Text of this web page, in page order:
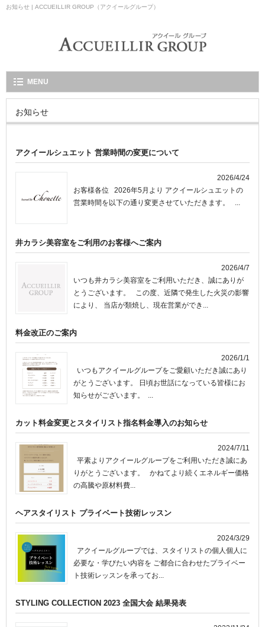
お知らせ | ACCUEILLIR GROUP（アクイールグループ）
MENU
お知らせ
アクイールシュエット 営業時間の変更について
2026/4/24
お客様各位 2026年5月より アクイールシュエットの
営業時間を以下の通り変更させていただきます。 ...
井カラシ美容室をご利用のお客様へご案内
2026/4/7
いつも井カラシ美容室をご利用いただき、誠にありが
とうございます。 この度、近隣で発生した火災の影響
により、 当店が類焼し、現在営業ができ...
料金改正のご案内
2026/1/1
いつもアクイールグループをご愛顧いただき誠にあり
がとうございます。 日頃お世話になっている皆様にお
知らせがございます。 ...
カット料金変更とスタイリスト指名料金導入のお知らせ
2024/7/11
平素よりアクイールグループをご利用いただき誠にあ
りがとうございます。 かねてより続くエネルギー価格
の高騰や原材料費...
ヘアスタイリスト プライベート技術レッスン
2024/3/29
アクイールグループでは、スタイリストの個人個人に
必要な・学びたい内容を ご都合に合わせたプライベー
ト技術レッスンを承ってお...
STYLING COLLECTION 2023 全国大会 結果発表